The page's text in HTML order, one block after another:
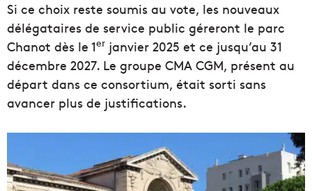
Si ce choix reste soumis au vote, les nouveaux
délégataires de service public géreront le parc
Chanot dès le 1er janvier 2025 et ce jusqu’au 31
décembre 2027. Le groupe CMA CGM, présent au
départ dans ce consortium, était sorti sans
avancer plus de justifications.